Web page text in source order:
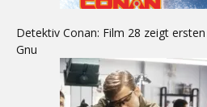
Detektiv Conan: Film 28 zeigt
Gnu